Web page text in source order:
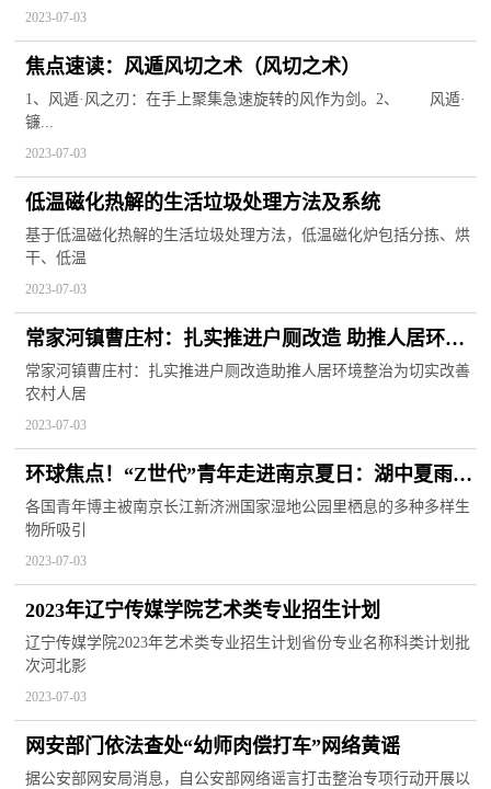
2023-07-03
焦点速读：风遁风切之术（风切之术）
1、风遁·风之刃：在手上聚集急速旋转的风作为剑。2、 风遁·
镰...
2023-07-03
低温磁化热解的生活垃圾处理方法及系统
基于低温磁化热解的生活垃圾处理方法，低温磁化炉包括分拣、烘
干、低温
2023-07-03
常家河镇曹庄村：扎实推进户厕改造 助推人居环境
整治_环球速看
常家河镇曹庄村：扎实推进户厕改造助推人居环境整治为切实改善
农村人居
2023-07-03
环球焦点！“Z世代”青年走进南京夏日：湖中夏雨荷
江上“白鹭”洲
各国青年博主被南京长江新济洲国家湿地公园里栖息的多种多样生
物所吸引
2023-07-03
2023年辽宁传媒学院艺术类专业招生计划
辽宁传媒学院2023年艺术类专业招生计划省份专业名称科类计划批
次河北影
2023-07-03
网安部门依法查处“幼师肉偿打车”网络黄谣
据公安部网安局消息，自公安部网络谣言打击整治专项行动开展以